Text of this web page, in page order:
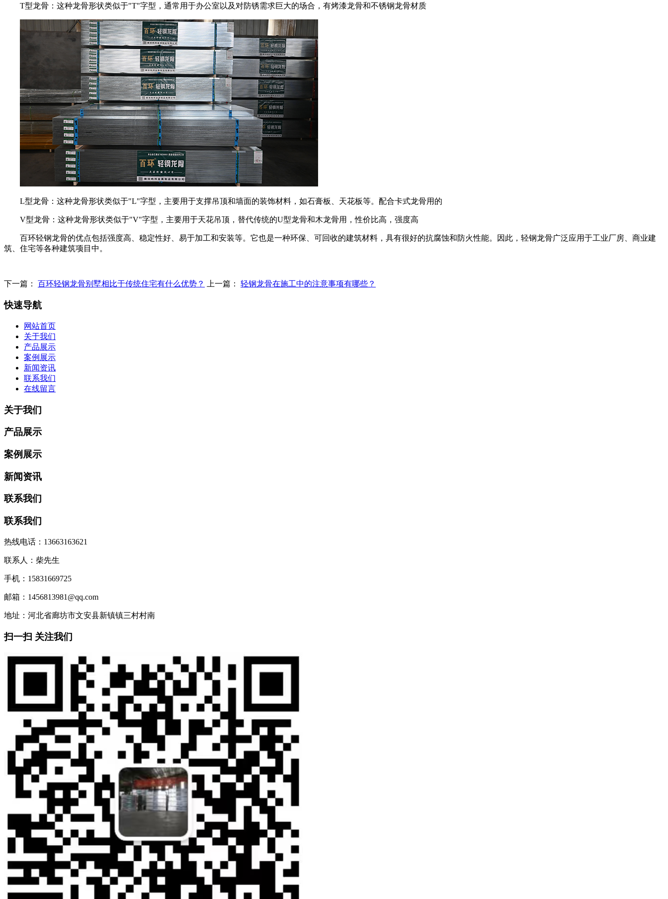
T型龙骨：这种龙骨形状类似于"T"字型，通常用于办公室以及对防锈需求巨大的场合，有烤漆龙骨和不锈钢龙骨材质
L型龙骨：这种龙骨形状类似于"L"字型，主要用于支撑吊顶和墙面的装饰材料，如石膏板、天花板等。配合卡式龙骨用的
V型龙骨：这种龙骨形状类似于"V"字型，主要用于天花吊顶，替代传统的U型龙骨和木龙骨用，性价比高，强度高
百环轻钢龙骨的优点包括强度高、稳定性好、易于加工和安装等。它也是一种环保、可回收的建筑材料，具有很好的抗腐蚀和防火性能。因此，轻钢龙骨广泛应用于工业厂房、商业建
筑、住宅等各种建筑项目中。
下一篇： 百环轻钢龙骨别墅相比于传统住宅有什么优势？ 上一篇： 轻钢龙骨在施工中的注意事项有哪些？
快速导航
网站首页
关于我们
产品展示
案例展示
新闻资讯
联系我们
在线留言
关于我们
产品展示
案例展示
新闻资讯
联系我们
联系我们
热线电话：13663163621
联系人：柴先生
手机：15831669725
邮箱：1456813981@qq.com
地址：河北省廊坊市文安县新镇镇三村村南
扫一扫 关注我们